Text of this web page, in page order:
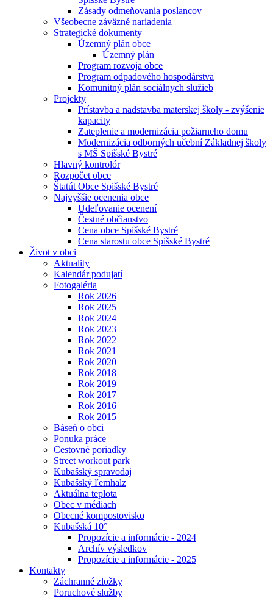
Zásady odmeňovania poslancov
Všeobecne záväzné nariadenia
Strategické dokumenty
Územný plán obce
Územný plán
Program rozvoja obce
Program odpadového hospodárstva
Komunitný plán sociálnych služieb
Projekty
Prístavba a nadstavba materskej školy - zvýšenie
kapacity
Zateplenie a modernizácia požiarneho domu
Modernizácia odborných učební Základnej školy
s MŠ Spišské Bystré
Hlavný kontrolór
Rozpočet obce
Štatút Obce Spišské Bystré
Najvyššie ocenenia obce
Udeľovanie ocenení
Čestné občianstvo
Cena obce Spišské Bystré
Cena starostu obce Spišské Bystré
Život v obci
Aktuality
Kalendár podujatí
Fotogaléria
Rok 2026
Rok 2025
Rok 2024
Rok 2023
Rok 2022
Rok 2021
Rok 2020
Rok 2018
Rok 2019
Rok 2017
Rok 2016
Rok 2015
Báseň o obci
Ponuka práce
Cestovné poriadky
Street workout park
Kubašský spravodaj
Kubašský ľemhalz
Aktuálna teplota
Obec v médiach
Obecné kompostovisko
Kubašská 10°
Propozície a informácie - 2024
Archív výsledkov
Propozície a informácie - 2025
Kontakty
Záchranné zložky
Poruchové služby